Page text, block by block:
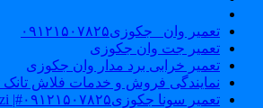
تعمیر وان _جکوزی۰۹۱۲۱۵۰۷۸۲۵
تعمیر جت وان جکوزی
تعمیر خرابی برد مدار وان جکوزی
نمایندگی فروش و خدمات فلاش تانک توکار
تعمیر سونا جکوزی۰۹۱۲۱۵۰۷۸۲۵#| Sauna | Jacuzzi